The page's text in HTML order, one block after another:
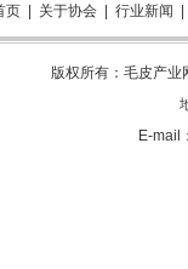
页 | 关于协会 | 行业新闻
版权所有：毛皮产
E-mail